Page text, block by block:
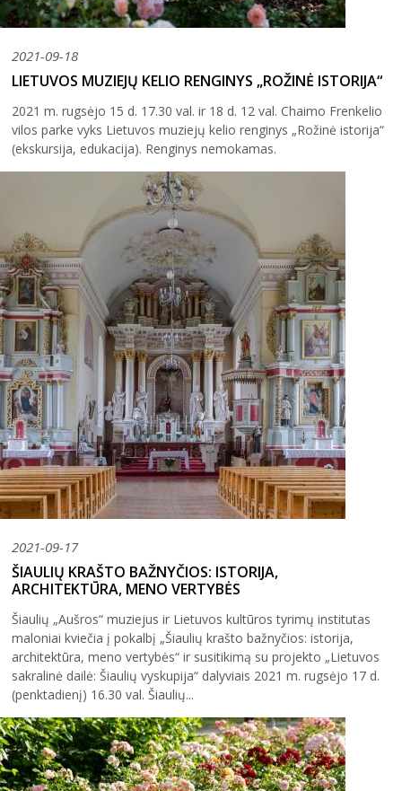
2021-09-18
LIETUVOS MUZIEJŲ KELIO RENGINYS „ROŽINĖ ISTORIJA“
2021 m. rugsėjo 15 d. 17.30 val. ir 18 d. 12 val. Chaimo Frenkelio
vilos parke vyks Lietuvos muziejų kelio renginys „Rožinė istorija“
(ekskursija, edukacija). Renginys nemokamas.
2021-09-17
ŠIAULIŲ KRAŠTO BAŽNYČIOS: ISTORIJA,
ARCHITEKTŪRA, MENO VERTYBĖS
Šiaulių „Aušros“ muziejus ir Lietuvos kultūros tyrimų institutas
maloniai kviečia į pokalbį „Šiaulių krašto bažnyčios: istorija,
architektūra, meno vertybės“ ir susitikimą su projekto „Lietuvos
sakralinė dailė: Šiaulių vyskupija“ dalyviais 2021 m. rugsėjo 17 d.
(penktadienį) 16.30 val. Šiaulių...